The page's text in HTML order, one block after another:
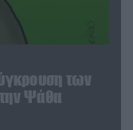
των
Ψάθα